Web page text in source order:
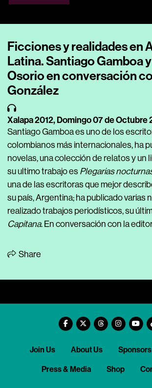
Ficciones y realidades en
Latina. Santiago Gamboa
Osorio en conversación
González
Xalapa 2012,Domingo 07 de Octubre
Santiago Gamboa es uno de los
colombianos más internacionales, ha
novelas, una colección de relatos y un
su ultimo trabajo es Plegarias
una de las escritoras que mejor
su país, Argentina; ha publicado varias
realizado trabajos periodísticos, su
Capitana. En conversación con la
Share
Join Us About Us
Press & Media Shop